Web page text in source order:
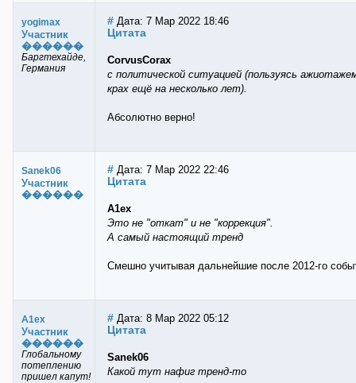
yogimax
Участник
������
Баргтехайде,
Германия
# Дата: 7 Мар 2022 18:46
Цитата
CorvusCorax
с политической ситуацией (пользуясь
крах ещё на несколько лет).
Абсолютно верно!
Sanek06
Участник
������
# Дата: 7 Мар 2022 22:46
Цитата
A1ex
Это не "откат" и не "коррекция".
А самый настоящий тренд
Cмешно учитывая дальнейшие после 2012-го
A1ex
Участник
������
Глобальному
потеплению
пришел капут!
# Дата: 8 Мар 2022 05:12
Цитата
Sanek06
Какой тут нафиг тренд-то